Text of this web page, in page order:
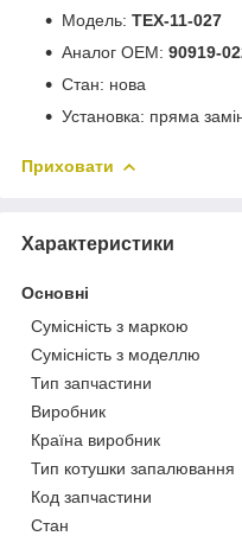
Модель: TEX-11-027
Аналог OEM: 90919-
Стан: нова
Установка: пряма
Приховати
Характеристики
Основні
Сумісність з маркою
Сумісність з моделлю
Тип запчастини
Виробник
Країна виробник
Тип котушки запалювання
Код запчастини
Стан